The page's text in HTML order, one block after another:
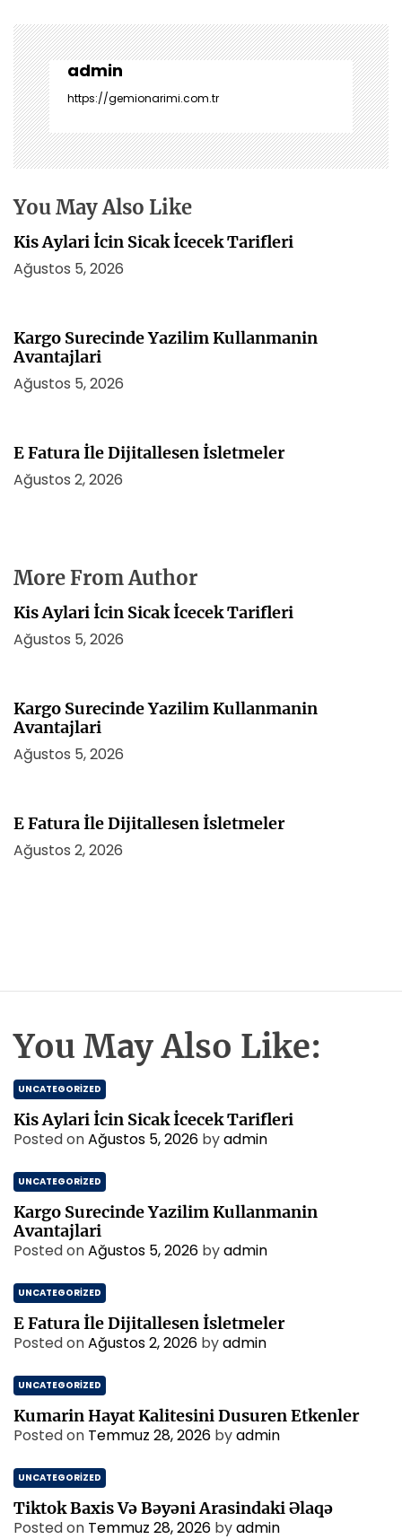
g
e
z
i
n
m
e
i
admin
https://gemionarimi.com.tr
You May Also Like
Kis Aylari İcin Sicak İcecek Tarifleri
Ağustos 5, 2026
Kargo Surecinde Yazilim Kullanmanin
Avantajlari
Ağustos 5, 2026
E Fatura İle Dijitallesen İsletmeler
Ağustos 2, 2026
More From Author
Kis Aylari İcin Sicak İcecek Tarifleri
Ağustos 5, 2026
Kargo Surecinde Yazilim Kullanmanin
Avantajlari
Ağustos 5, 2026
E Fatura İle Dijitallesen İsletmeler
Ağustos 2, 2026
You May Also Like:
UNCATEGORIZED
Kis Aylari İcin Sicak İcecek Tarifleri
Posted onAğustos 5, 2026 byadmin
UNCATEGORIZED
Kargo Surecinde Yazilim Kullanmanin
Avantajlari
Posted onAğustos 5, 2026 byadmin
UNCATEGORIZED
E Fatura İle Dijitallesen İsletmeler
Posted onAğustos 2, 2026 byadmin
UNCATEGORIZED
Kumarin Hayat Kalitesini Dusuren Etkenler
Posted on Temmuz 28, 2026 byadmin
UNCATEGORIZED
Tiktok Baxis Və Bəyəni Arasindaki Əlaqə
Posted on Temmuz 28, 2026 byadmin